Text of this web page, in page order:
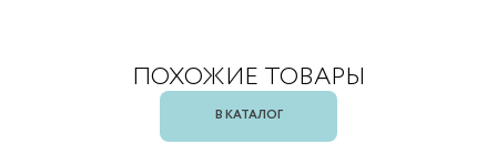
ПОХОЖИЕ ТОВАРЫ
В КАТАЛОГ